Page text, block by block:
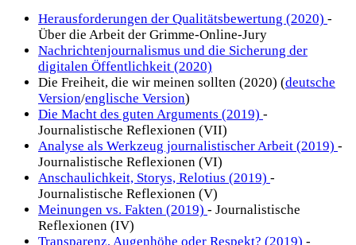
Herausforderungen der Qualitätsbewertung (2020) -
Über die Arbeit der Grimme-Online-Jury
Nachrichtenjournalismus und die Sicherung der
digitalen Öffentlichkeit (2020)
Die Freiheit, die wir meinen sollten (2020) (deutsche
Version/englische Version)
Die Macht des guten Arguments (2019) -
Journalistische Reflexionen (VII)
Analyse als Werkzeug journalistischer Arbeit (2019) -
Journalistische Reflexionen (VI)
Anschaulichkeit, Storys, Relotius (2019) -
Journalistische Reflexionen (V)
Meinungen vs. Fakten (2019) - Journalistische
Reflexionen (IV)
Transparenz, Augenhöhe oder Respekt? (2019) -